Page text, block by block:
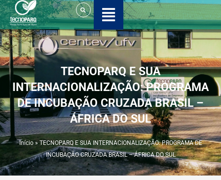
Ir
para
o
conteúdo
TECNOPARQ E SUA
INTERNACIONALIZAÇÃO: PROGRAMA
DE INCUBAÇÃO CRUZADA BRASIL –
ÁFRICA DO SUL
Início»TECNOPARQ E SUA INTERNACIONALIZAÇÃO: PROGRAMA DE
INCUBAÇÃO CRUZADA BRASIL – ÁFRICA DO SUL